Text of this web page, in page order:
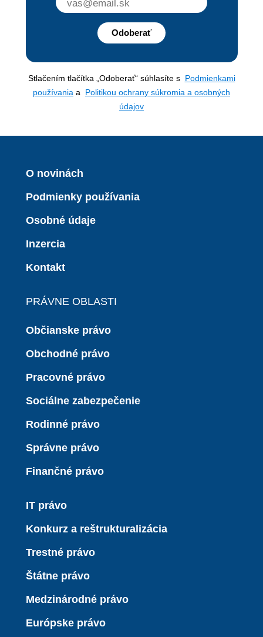
Odoberať
Stlačením tlačítka „Odoberať“ súhlasíte s Podmienkami
používania a Politikou ochrany súkromia a osobných
údajov
O novinách
Podmienky používania
Osobné údaje
Inzercia
Kontakt
PRÁVNE OBLASTI
Občianske právo
Obchodné právo
Pracovné právo
Sociálne zabezpečenie
Rodinné právo
Správne právo
Finančné právo
IT právo
Konkurz a reštrukturalizácia
Trestné právo
Štátne právo
Medzinárodné právo
Európske právo